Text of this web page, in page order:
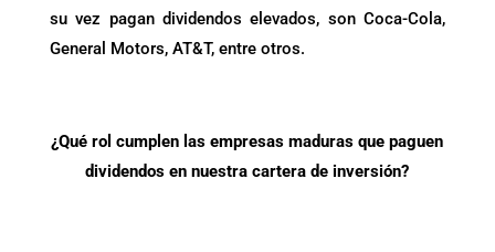
su vez pagan dividendos elevados, son Coca-Cola,
General Motors, AT&T, entre otros.
¿Qué rol cumplen las empresas maduras que paguen
dividendos en nuestra cartera de inversión?